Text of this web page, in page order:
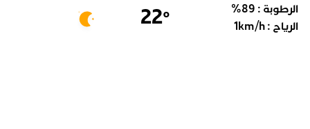
الرطوبة : 89
%
الرياح :
1km/h
22